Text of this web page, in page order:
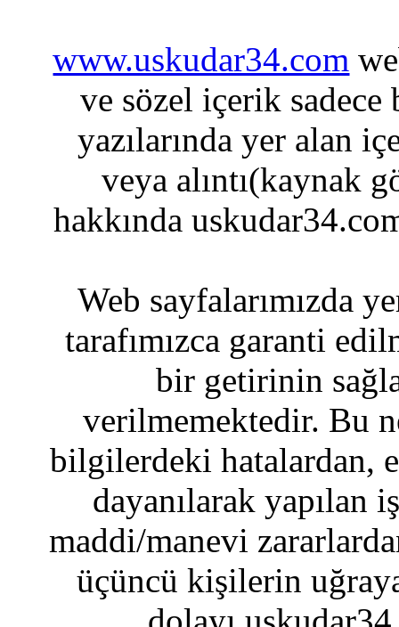
www.uskudar34.com
ve sözel içerik sadece
yazılarında yer alan
veya alıntı(kaynak
hakkında
Web sayfalarımızda
tarafımızca garanti
bir getirinin
verilmemektedir. Bu
bilgilerdeki hatalardan,
dayanılarak yapılan
maddi/manevi
üçüncü kişilerin